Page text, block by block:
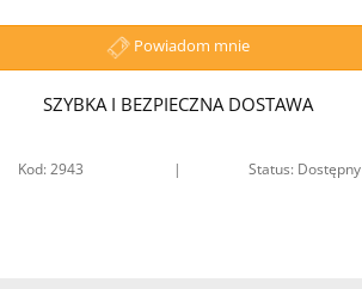
Powiadom mnie
SZYBKA I BEZPIECZNA DOSTAWA
Kod: 2943 | Status: Dostępny